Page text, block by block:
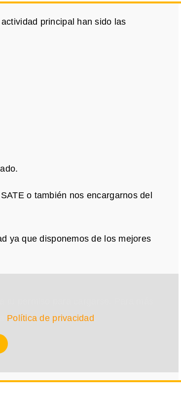
principal han sido las
o también nos encargarnos del
ya que disponemos de los mejores
Política de privacidad